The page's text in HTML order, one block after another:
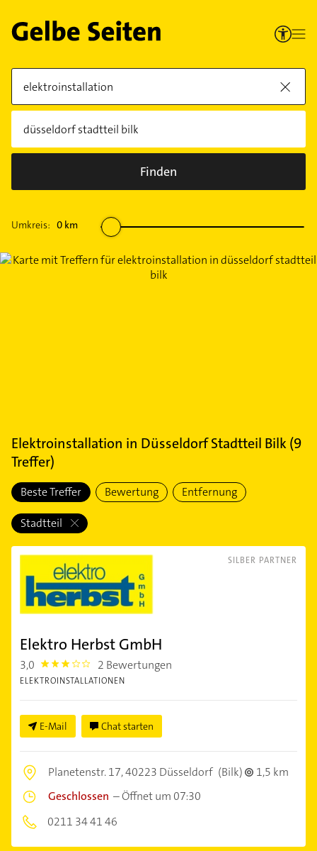
Finden
Umkreis: 0 km
Elektroinstallation in Düsseldorf Stadtteil Bilk(9
Treffer)
Beste Treffer Bewertung Entfernung
Stadtteil
SILBER PARTNER
Elektro Herbst GmbH
3,0 3.0 2 Bewertungen
ELEKTROINSTALLATIONEN
E-Mail Chat starten
Planetenstr. 17,40223 Düsseldorf (Bilk)
1,5 km
Geschlossen –Öffnet um 07:30
0211 34 41 46